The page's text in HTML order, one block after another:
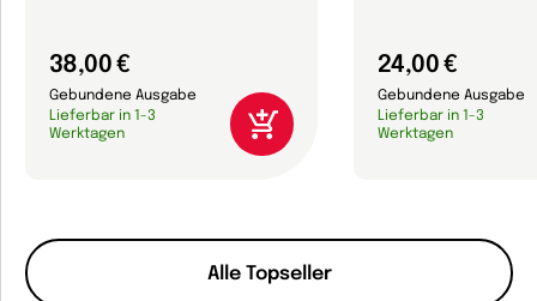
Alle Topseller
38,00 €
Gebundene Ausgabe
Lieferbar in 1-3
Werktagen
24,00 €
Gebundene Ausgabe
Lieferbar in 1-3
Werktagen